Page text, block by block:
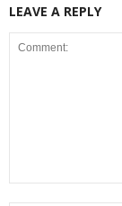
LEAVE A REPLY